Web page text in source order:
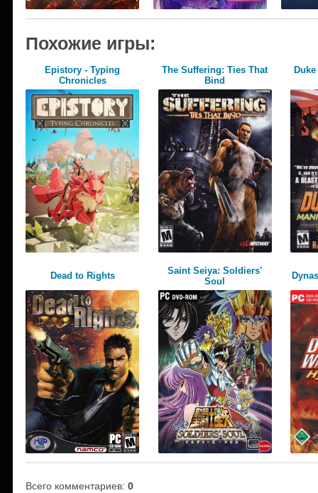
Похожие игры:
Epistory - Typing
Chronicles
The Suffering: Ties That
Bind
Dead to Rights
Saint Seiya: Soldiers'
Soul
Всего комментариев: 0